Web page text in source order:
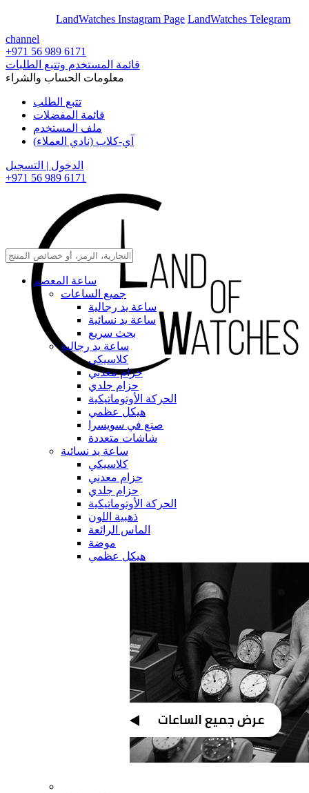
LandWatches Instagram Page LandWatches Telegram
channel
+971 56 989 6171
قائمة المستخدم وتتبع الطلبات
معلومات الحساب والشراء
تتبع الطلب
قائمة المفضلات
ملف المستخدم
آي-كلاب (نادي العملاء)
الدخول | التسجيل
+971 56 989 6171
ساعة المعصم
جميع الساعات
ساعة يد رجالية
ساعة يد نسائية
بحث سريع
ساعة يد رجالية
كلاسيكي
حزام معدني
حزام جلدي
الحركة الأوتوماتيكية
هيكل عظمي
صنع في سويسرا
شاشات متعددة
ساعة يد نسائية
كلاسيكي
حزام معدني
حزام جلدي
الحركة الأوتوماتيكية
ذهبية اللون
الماس الرائعة
موضة
هيكل عظمي